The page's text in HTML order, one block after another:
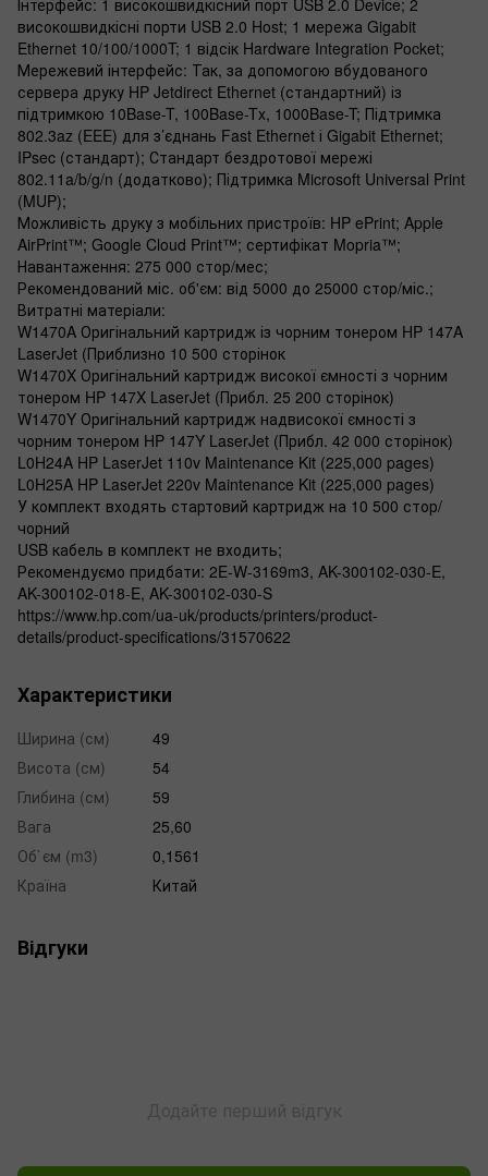
високошвидкісні порти USB 2.0 Host; 1 мережа Gigabit
Ethernet 10/100/1000T; 1 відсік Hardware Integration Pocket;
Мережевий інтерфейс: Так, за допомогою вбудованого
сервера друку HP Jetdirect Ethernet (стандартний) із
підтримкою 10Base-T, 100Base-Tx, 1000Base-T; Підтримка
802.3az (EEE) для з’єднань Fast Ethernet і Gigabit Ethernet;
IPsec (стандарт); Стандарт бездротової мережі
802.11a/b/g/n (додатково); Підтримка Microsoft Universal Print
(MUP);
Можливість друку з мобільних пристроїв: HP ePrint; Apple
AirPrint™; Google Cloud Print™; сертифікат Mopria™;
Навантаження: 275 000 стор/мес;
Рекомендований міс. об'єм: від 5000 до 25000 стор/міс.;
Витратні матеріали:
W1470A Оригінальний картридж із чорним тонером HP 147A
LaserJet (Приблизно 10 500 сторінок
W1470X Оригінальний картридж високої ємності з чорним
тонером HP 147X LaserJet (Прибл. 25 200 сторінок)
W1470Y Оригінальний картридж надвисокої ємності з
чорним тонером HP 147Y LaserJet (Прибл. 42 000 сторінок)
L0H24A HP LaserJet 110v Maintenance Kit (225,000 pages)
L0H25A HP LaserJet 220v Maintenance Kit (225,000 pages)
У комплект входять стартовий картридж на 10 500 стор/
чорний
USB кабель в комплект не входить;
Рекомендуємо придбати: 2E-W-3169m3, AK-300102-030-E,
AK-300102-018-E, AK-300102-030-S
https://www.hp.com/ua-uk/products/printers/product-
details/product-specifications/31570622
Характеристики
Ширина (см)
49
Висота (см)
54
Глибина (см)
59
Вага
25,60
Об`єм (m3)
0,1561
Країна
Китай
Відгуки